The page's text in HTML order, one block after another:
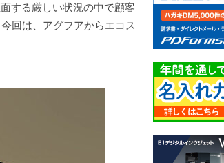
する厳しい状況の中で顧客
回は、アグフアからエコス